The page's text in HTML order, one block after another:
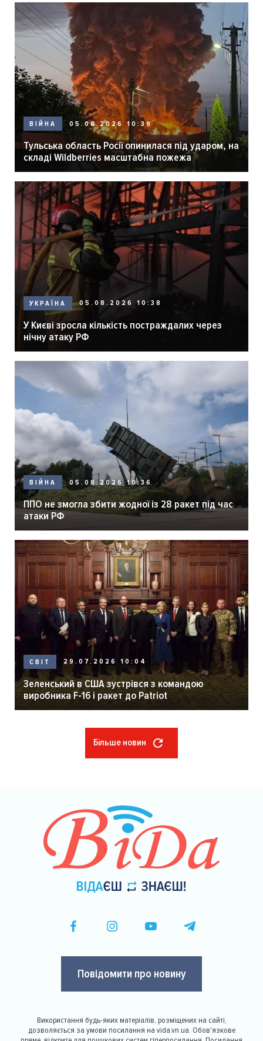
ВІЙНА 05.08.2026 10:39
Тульська область Росії опинилася під ударом, на
складі Wildberries масштабна пожежа
УКРАЇНА 05.08.2026 10:38
У Києві зросла кількість постраждалих через
нічну атаку РФ
ВІЙНА 05.08.2026 10:36
ППО не змогла збити жодної із 28 ракет під час
атаки РФ
СВІТ 29.07.2026 10:04
Зеленський в США зустрівся з командою
виробника F-16 і ракет до Patriot
Більше новин
Повідомити про новину
Використання будь-яких матеріалів, розміщених на сайті,
дозволяється за умови посилання на vida.vn.ua. Обов'язкове